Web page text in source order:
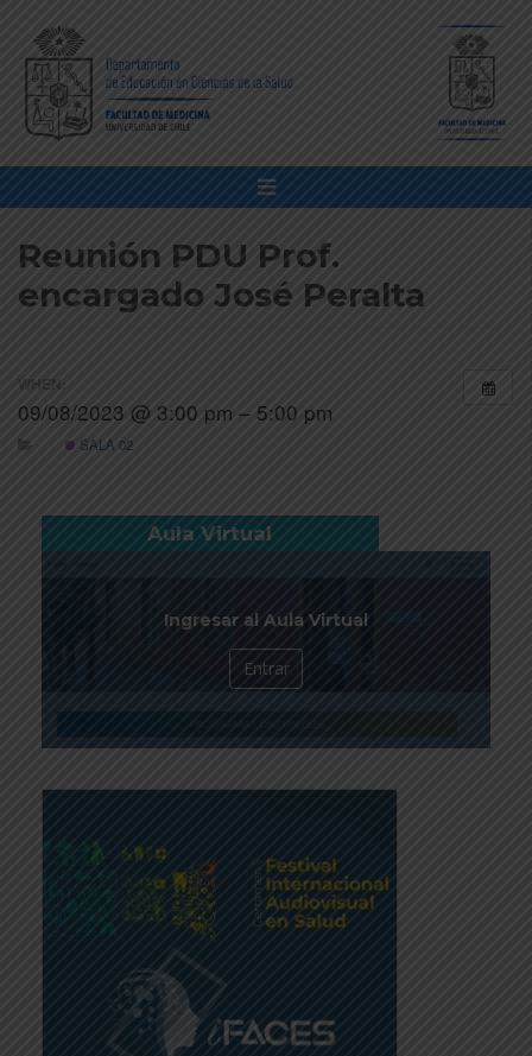
Reunión PDU Prof.
encargado José Peralta
WHEN:
09/08/2023 @ 3:00 pm – 5:00 pm
SALA 02
Aula Virtual
Ingresar al Aula Virtual
Entrar